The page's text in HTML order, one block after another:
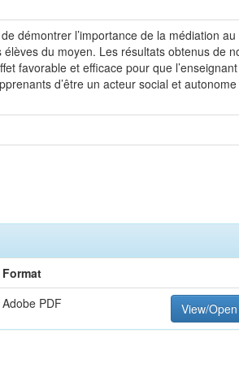
démontrer l’importance de la médiation
du moyen. Les résultats obtenus de
favorable et efficace pour que
d’être un acteur social et
Format
Adobe PDF View/Open